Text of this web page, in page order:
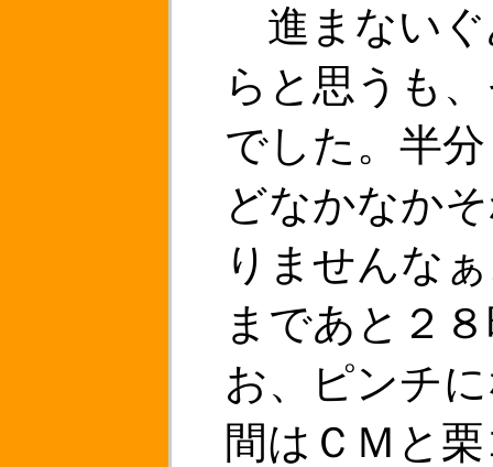
進まないぐ
らと思うも
でした。半
どなかなか
りませんな
まであと２
お、ピンチ
間はＣＭと